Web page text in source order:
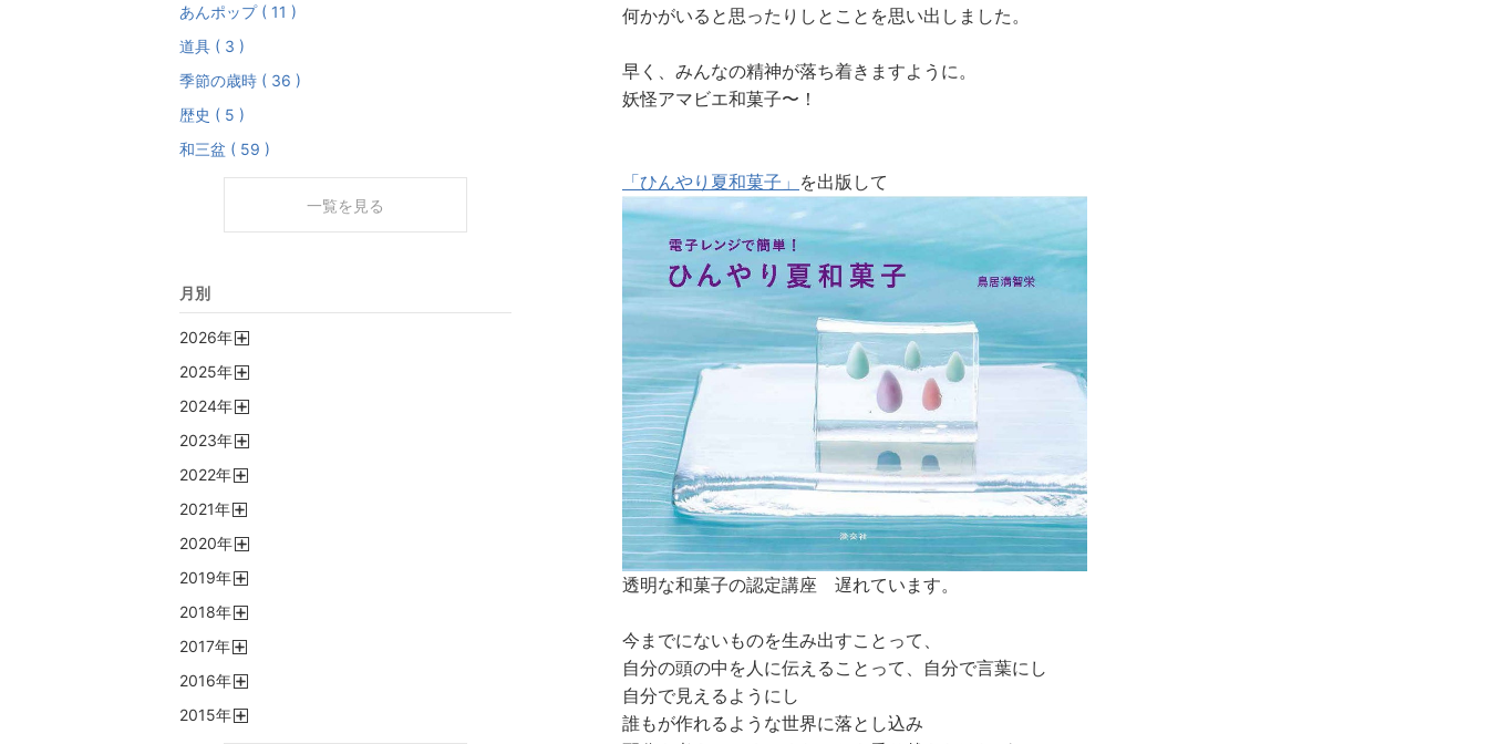
何かがいると思ったりしとことを思い出しました。
早く、みんなの精神が落ち着きますように。
妖怪アマビエ和菓子〜！
「ひんやり夏和菓子」 を出版して
透明な和菓子の認定講座 遅れています。
今までにないものを生み出すことって、
自分の頭の中を人に伝えることって、自分で言葉にし
自分で見えるようにし
誰もが作れるような世界に落とし込み
あんポップ ( 11 )
道具 ( 3 )
季節の歳時 ( 36 )
歴史 ( 5 )
和三盆 ( 59 )
一覧を見る
月別
2026年
2025年
2024年
2023年
2022年
2021年
2020年
2019年
2018年
2017年
2016年
2015年